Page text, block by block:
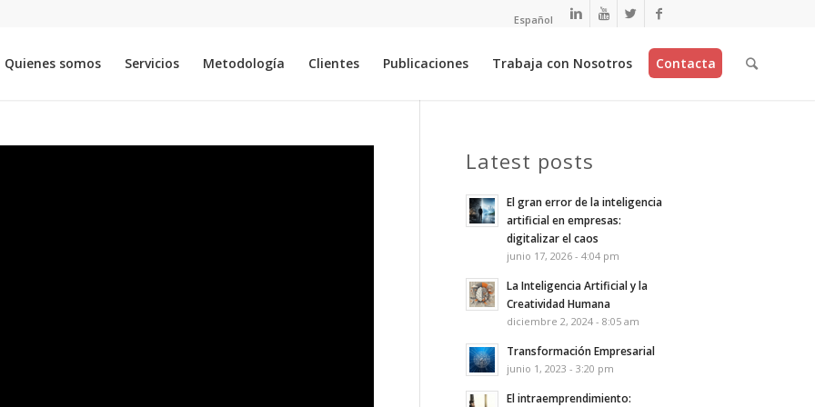
Español
Quienes somos Servicios Metodología Clientes Publicaciones Trabaja con Nosotros Contacta
Latest posts
El gran error de la inteligencia
artificial en empresas:
digitalizar el caos
junio 17, 2026 - 4:04 pm
La Inteligencia Artificial y la
Creatividad Humana
diciembre 2, 2024 - 8:05 am
Transformación Empresarial
junio 1, 2023 - 3:20 pm
El intraemprendimiento: